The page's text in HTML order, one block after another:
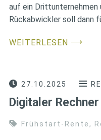
auf ein Drittunternehmen
Rückabwickler soll dann
WEITERLESEN ⟶
27.10.2025
Digitaler
Frühstart-Rente ,